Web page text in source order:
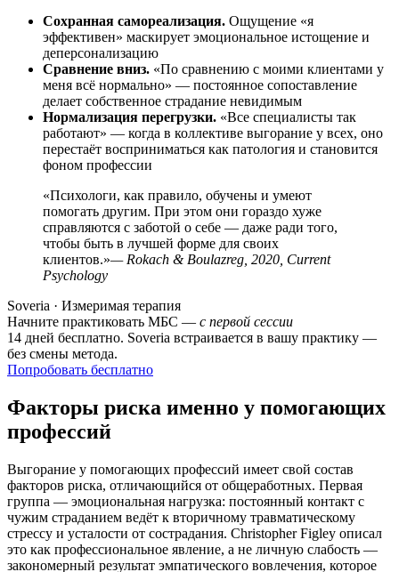
Сохранная самореализация. Ощущение «я
эффективен» маскирует эмоциональное истощение и
деперсонализацию
Сравнение вниз. «По сравнению с моими клиентами у
меня всё нормально» — постоянное сопоставление
делает собственное страдание невидимым
Нормализация перегрузки. «Все специалисты так
работают» — когда в коллективе выгорание у всех, оно
перестаёт восприниматься как патология и становится
фоном профессии
«Психологи, как правило, обучены и умеют
помогать другим. При этом они гораздо хуже
справляются с заботой о себе — даже ради того,
чтобы быть в лучшей форме для своих
клиентов.»— Rokach & Boulazreg, 2020, Current
Psychology
Soveria · Измеримая терапия
Начните практиковать МБС — с первой сессии
14 дней бесплатно. Soveria встраивается в вашу практику —
без смены метода.
Попробовать бесплатно
Факторы риска именно у помогающих
профессий
Выгорание у помогающих профессий имеет свой состав
факторов риска, отличающийся от общеработных. Первая
группа — эмоциональная нагрузка: постоянный контакт с
чужим страданием ведёт к вторичному травматическому
стрессу и усталости от сострадания. Christopher Figley описал
это как профессиональное явление, а не личную слабость —
закономерный результат эмпатического вовлечения, которое